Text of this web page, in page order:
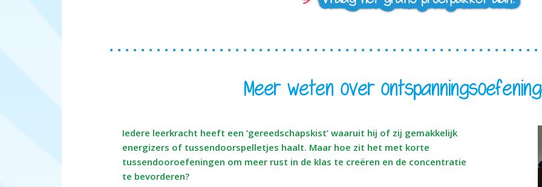
Meer weten over
Iedere leerkracht heeft een ‘gereedschapskist’ waaruit hij of zij gemakkelijk
energizers of tussendoorspelletjes haalt. Maar hoe zit het met korte
tussendooroefeningen om meer rust in de klas te creëren en de concentratie
te bevorderen?